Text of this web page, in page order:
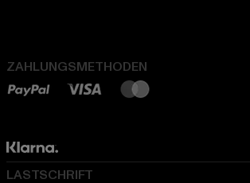
ZAHLUNGSMETHODEN
LASTSCHRIFT